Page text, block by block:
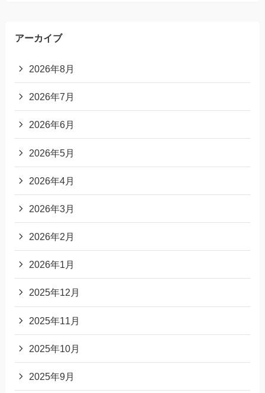
アーカイブ
2026年8月
2026年7月
2026年6月
2026年5月
2026年4月
2026年3月
2026年2月
2026年1月
2025年12月
2025年11月
2025年10月
2025年9月